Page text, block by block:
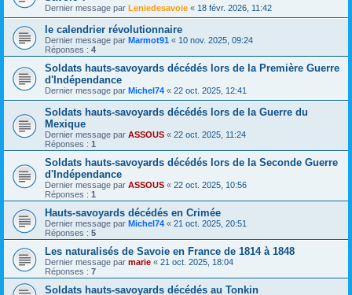
Dernier message par Leniedesavoie « 18 févr. 2026, 11:42
le calendrier révolutionnaire
Dernier message par Marmot91 « 10 nov. 2025, 09:24
Réponses : 4
Soldats hauts-savoyards décédés lors de la Première Guerre
d'Indépendance
Dernier message par Michel74 « 22 oct. 2025, 12:41
Soldats hauts-savoyards décédés lors de la Guerre du
Mexique
Dernier message par ASSOUS « 22 oct. 2025, 11:24
Réponses : 1
Soldats hauts-savoyards décédés lors de la Seconde Guerre
d'Indépendance
Dernier message par ASSOUS « 22 oct. 2025, 10:56
Réponses : 1
Hauts-savoyards décédés en Crimée
Dernier message par Michel74 « 21 oct. 2025, 20:51
Réponses : 5
Les naturalisés de Savoie en France de 1814 à 1848
Dernier message par marie « 21 oct. 2025, 18:04
Réponses : 7
Soldats hauts-savoyards décédés au Tonkin